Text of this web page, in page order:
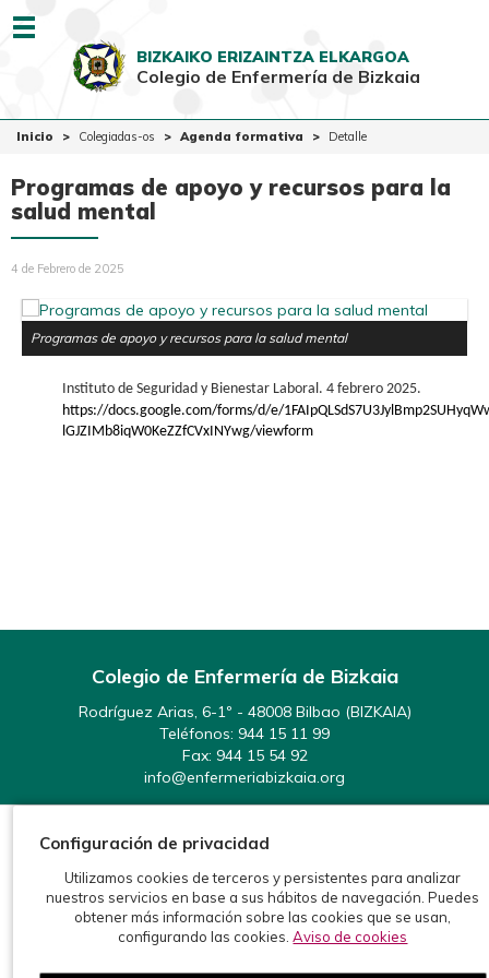
EUSK CAST
Colegiadas-os
BIZKAIKO ERIZAINTZA ELKARGOA
Colegio de Enfermería de Bizkaia
Inicio Colegiadas-os Agenda formativa Detalle
Programas de apoyo y recursos para la
salud mental
4 de Febrero de 2025
Programas de apoyo y recursos para la salud mental
Instituto de Seguridad y Bienestar Laboral. 4 febrero 2025.
https://docs.google.com/forms/d/e/
lGJZIMb8iqW0KeZZfCVxINYwg/viewform
Colegio de Enfermería de Bizkaia
Rodríguez Arias, 6-1º - 48008 Bilbao (BIZKAIA)
Teléfonos: 944 15 11 99
Fax: 944 15 54 92
info@enfermeriabizkaia.org
©2026 Colegio de Enfermería de Bizkaia
Protección de datos
Política de cookies Aviso legal
Configuración de privacidad
Utilizamos cookies de terceros y persistentes para analizar
nuestros servicios en base a sus hábitos de navegación. Puedes
obtener más información sobre las cookies que se usan,
configurando las cookies.Aviso de cookies